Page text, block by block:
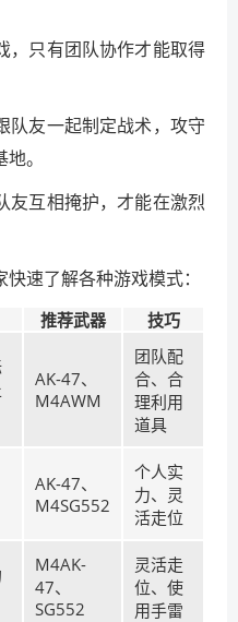
，只有团队协作才能取得
队友一起制定战术，攻守
。
友互相掩护，才能在激烈
速了解各种游戏模式：
推荐武器 技巧
AK-47、
M4AWM
团队配
合、合
理利用
道具
AK-47、
M4SG552
个人实
力、灵
活走位
M4AK-
47、
SG552
灵活走
位、使
用手雷